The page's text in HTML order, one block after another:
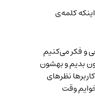
کلمه‌ی
و فکر می‌کنیم
بدیم و بهشون
نظرهای
وقت